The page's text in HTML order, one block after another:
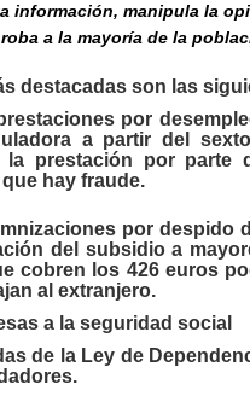
información, manipula la
a la mayoría de la
destacadas son las
por
a partir del
la prestación por parte
hay fraude.
por despido
del subsidio a
cobren los 426 euros
al extranjero.
a la seguridad social
de la Ley de